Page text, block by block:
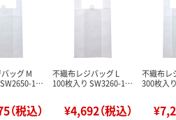
ッグ M
1…
（税込）
不織布レジバッグ L
100枚入り SW3260-1…
¥4,692（税込）
不織布レ
300枚入